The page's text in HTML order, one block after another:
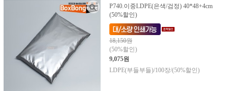
P740.이중LDPE(은색/검정) 40*48+4cm
(50%할인)
18,150원
(50%할인)
9,075원
LDPE(부들부들)/100장/(50%할인)